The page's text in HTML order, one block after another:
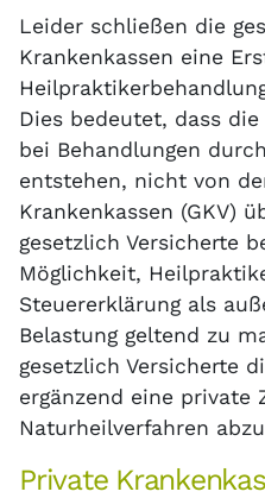
Leider schließen die
Krankenkassen eine
Dies bedeutet, dass
bei Behandlungen
entstehen, nicht von
Krankenkassen (GKV)
gesetzlich Versicherte
Möglichkeit,
Steuererklärung als
Belastung geltend zu
gesetzlich Versicherte
ergänzend eine private
Naturheilverfahren
Private